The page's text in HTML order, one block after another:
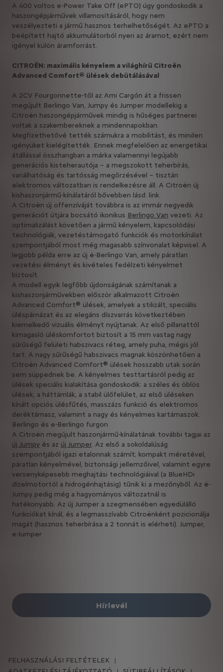
A 400 voltos e-Power Take Off (ePTO) úgy gondoskodik a
haszongépjárművek villamosításáról, hogy nem
veszélyezteti a jármű hasznos terhelhetőségét. Az ePTO a
beépített hajtó akkumulátorból nyeri az áramot, ezért nem
igényel külön áramforrást.
CITROËN: maximális kényelem a világhírű Citroën
Advanced Comfort® ülések debütálásával
A 2CV Fourgonnette-től az Ami Cargón át a frissen
megújult Berlingo Van, Jumpy és Jumper modellekig a
Citroën haszongépjárművek mindig is hűséges partnerei
voltak a szakembereknek a mindennapokban.
Megfizethetővé tették számukra a mobilitást, és minden
igényüket kielégítették. Ennek megfelelően az energetikai
átállással összhangban a márka valamennyi legújabb
generációs kisteherautója – a megszokott teherbírás,
variálhatóság és tartósság megőrzésével – tisztán
elektromos változatban is rendelkezésre áll. A Citroën új
kishaszonjármű-kínálatáról bővebben lásd: link.
A Citroën új offenzíváját továbbra is az immár negyedik
generációt útjára bocsátó ikonikus Berlingo Van vezeti. Az
optimalizálást követően a jármű kényelem, kapcsolódási
technológiák, vezetéstámogató funkciók és motorkínálat
szempontjából most még magasabb színvonalat képvisel. A
legjobb példa erre az új ë-Berlingo Van, amely páratlan
vezetési élményt és kivételes fedélzeti kényelmet
biztosít.
A modell egyik legfőbb újdonságának számítanak a
kishaszonjárművekben először alkalmazott Citroën
Advanced Comfort® ülések, amelyek a stilizált, speciális
üléspárnázat és az elegáns díszvarrás következtében
kiemelkedő vizuális élményt nyújtanak. Az első pillanattól
kimagasló üléskomfortot biztosít a 15 mm vastag nagy
sűrűségű felületi habszivacs réteg, amely puha, mégis jól
tart. A nagy sűrűségű habszivacs magnak köszönhetően a
Citroën Advanced Comfort® ülések hosszabb utak során
sem süppednek be. A kényelmes testtartásról pedig az
ülések speciális kialakítása gondoskodik: a széles és öblös
ülések, a háttámlák, a stabil ülőfelület, az első üléseken
kínált opciós ülésfűtés, masszázs funkció és elektromos
deréktámasz, valamint a nagy és kényelmes kartámaszok.
Berlingo és e-Berlingo furgon
A Citroën megújult haszonjármű-kínálatának további tagjai az
új Jumpy és az új Jumper. Az első a sokoldalúság
szempontjából igazi etalonnak számít; kompakt méretével,
páratlan kényelmével, biztonsági jellemzőivel, valamint egyre
versenyképesebb meghajtási technológiáival (a BlueHDi
dízelmotortól a hidrogénhajtásig) tűnik ki a mezőnyből. Az ë-
Jumpy pedig még a hagyományos változatnál is
hatékonyabb. Az új Jumper a szegmensében egyedülálló
funkciókat kínál, és a legmasszívabb Citroënként pozicionálja
magát (hasznos teherbírása a 2 tonnát is elérheti). Jumper,
e-Jumper
Hírlevél
FELHASZNÁLÁSI FELTÉTELEK